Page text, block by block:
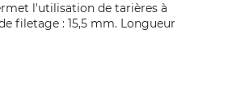
l'utilisation de tarières à
filetage : 15,5 mm. Longueur